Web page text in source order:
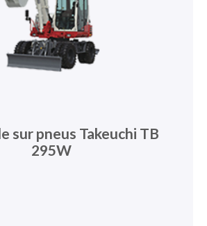
sur pneus Takeuchi TB
295W